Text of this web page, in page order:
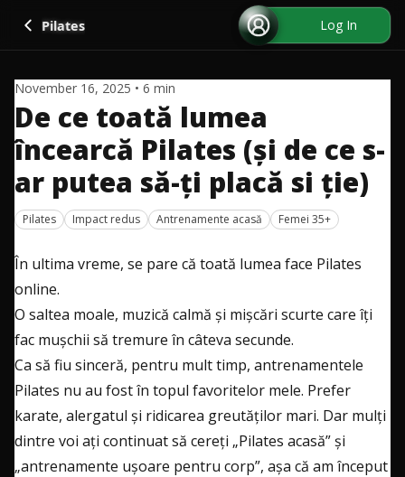
Go back
Pilates Log In
November 16, 2025 • 6 min
De ce toată lumea
încearcă Pilates (și de ce s-
ar putea să-ți placă si ție)
Pilates Impact redus Antrenamente acasă Femei 35+
În ultima vreme, se pare că toată lumea face Pilates
online.
O saltea moale, muzică calmă și mișcări scurte care îți
fac mușchii să tremure în câteva secunde.
Ca să fiu sinceră, pentru mult timp, antrenamentele
Pilates nu au fost în topul favoritelor mele. Prefer
karate, alergatul și ridicarea greutăților mari. Dar mulți
dintre voi ați continuat să cereți „Pilates acasă” și
„antrenamente ușoare pentru corp”, așa că am început